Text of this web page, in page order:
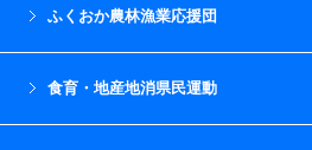
ふくおか農林漁業応援団
食育・地産地消県民運動